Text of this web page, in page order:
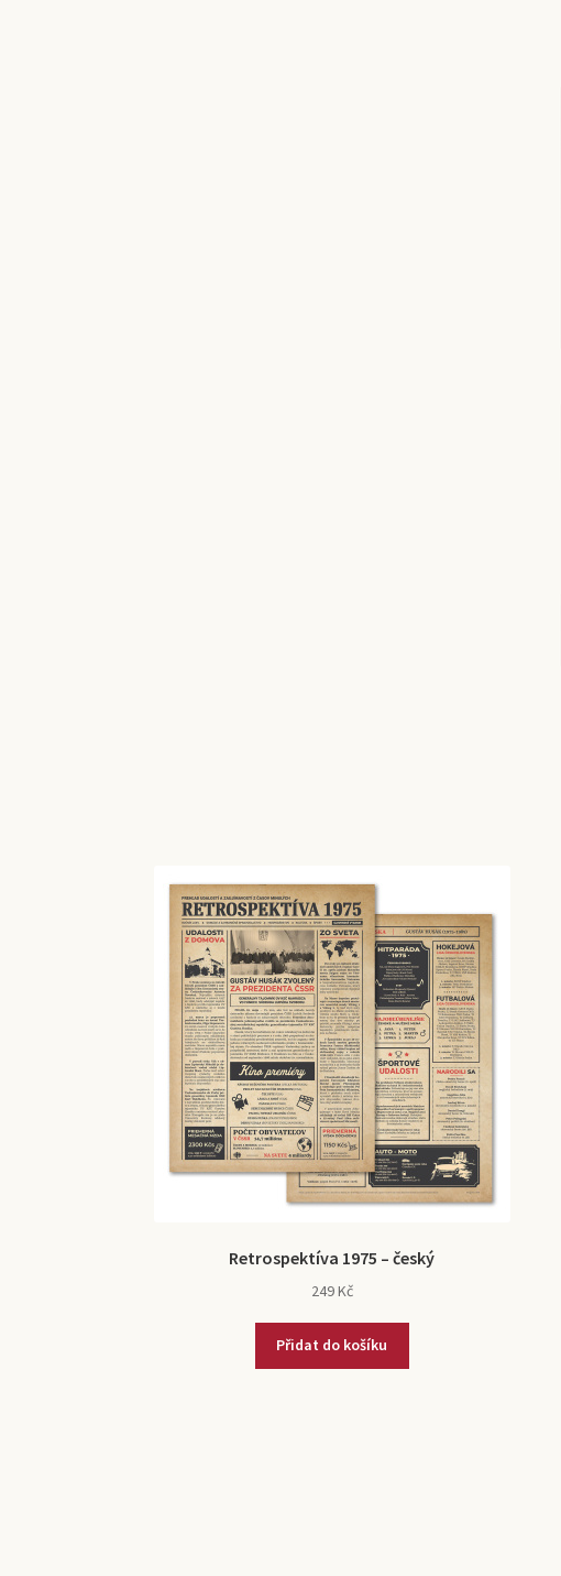
Retrospektíva 1975 – český
249Kč
Přidat do košíku